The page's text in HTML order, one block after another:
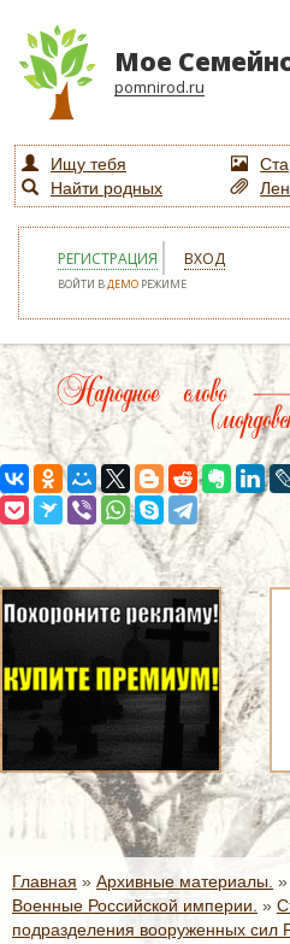
Мое
pomnirod.ru
Ищу тебя
Найти родных
РЕГИСТРАЦИЯ ВХОД
ВОЙТИ ВДЕМО РЕЖИМЕ
Народное слово —
Главная » Архивные материалы. »
Военные Российской империи. »
подразделения вооруженных сил